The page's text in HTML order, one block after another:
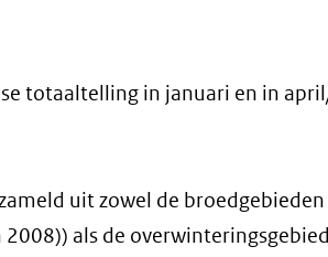
totaaltelling in januari en in
uit zowel de
als de